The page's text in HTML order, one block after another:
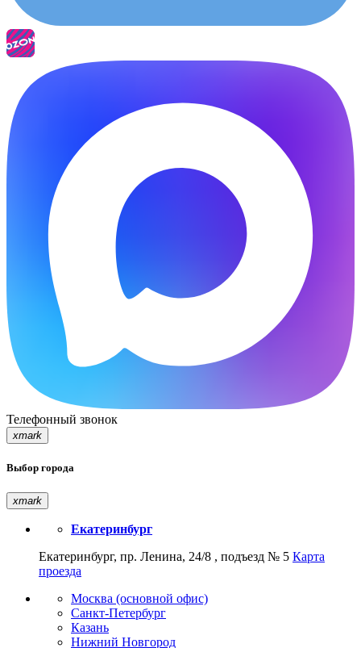
Телефонный звонок
xmark
Выбор города
xmark
Екатеринбург
Екатеринбург, пр. Ленина, 24/8 , подъезд № 5 Карта
проезда
Москва (основной офис)
Санкт-Петербург
Казань
Нижний Новгород